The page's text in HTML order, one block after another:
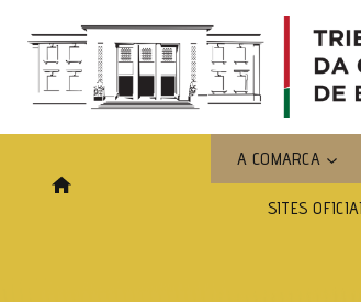
A COMARCA
SITES